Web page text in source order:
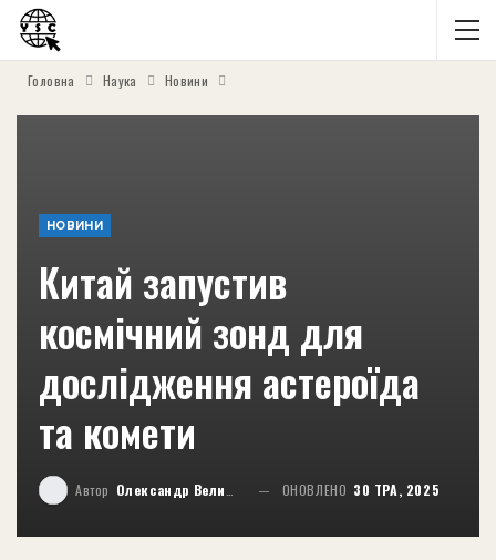
Головна Наука Новини
НОВИНИ
Китай запустив
космічний зонд для
дослідження астероїда
та комети
Автор Олександр Великий ОНОВЛЕНО 30 ТРА, 2025